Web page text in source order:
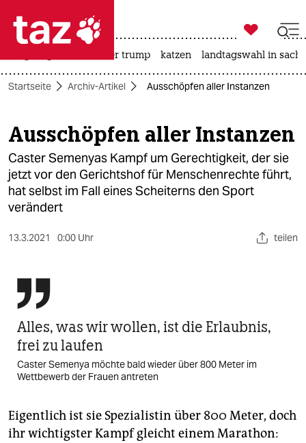
 taz zahl ich
taz zahl ich
themen
politik
öko
gesellschaft
kultur
sport
berlin
nord
wahrheit
verlag

taz zahl ich
usa unter trump katzen landtagswahl in
Startseite Archiv-Artikel Ausschöpfen aller Instanzen
Ausschöpfen aller Instanzen
Caster Semenyas Kampf um Gerechtigkeit, der sie
jetzt vor den Gerichtshof für Menschenrechte führt,
hat selbst im Fall eines Scheiterns den Sport
verändert
13.3.2021 0:00 Uhr teilen

Alles, was wir wollen, ist die Erlaubnis,
frei zu laufen
Caster Semenya möchte bald wieder über 800 Meter im
Wettbewerb der Frauen antreten
Eigentlich ist sie Spezialistin über 800 Meter, doch
ihr wichtigster Kampf gleicht einem Marathon: